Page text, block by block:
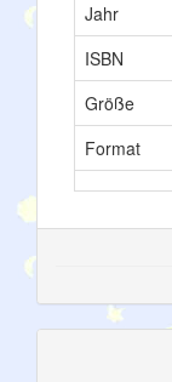
Jahr
ISBN
Größe
Format